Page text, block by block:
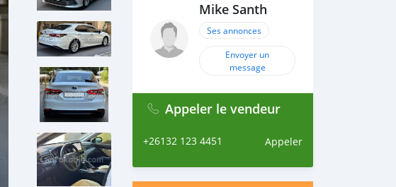
Mike Santh
Ses annonces
Envoyer un
message
Appeler le vendeur
+26132 123 4451 Appeler